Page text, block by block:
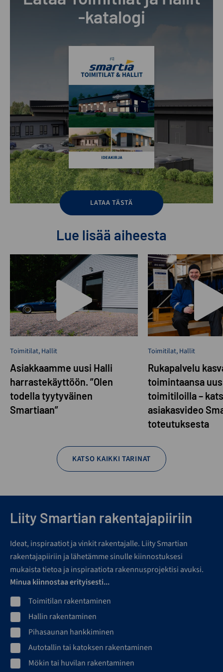
-katalogi
LATAA TÄSTÄ
Lue lisää aiheesta
Toimitilat, Hallit
Asiakkaamme uusi Halli
harrastekäyttöön. ”Olen
todella tyytyväinen
Smartiaan”
Toimitilat, Hallit
Rukapalvelu
toimintaansa
toimitiloilla –
asiakasvideo
toteutuksesta
KATSO KAIKKI TARINAT
Liity Smartian rakentajapiiriin
Ideat, inspiraatiot ja vinkit rakentajalle. Liity Smartian
rakentajapiiriin ja lähetämme sinulle kiinnostuksesi
mukaista tietoa ja inspiraatiota rakennusprojektisi avuksi.
Minua kiinnostaa erityisesti...
Toimitilan rakentaminen
Hallin rakentaminen
Pihasaunan hankkiminen
Autotallin tai katoksen rakentaminen
Mökin tai huvilan rakentaminen